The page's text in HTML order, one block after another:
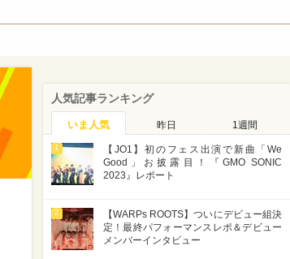
人気記事ランキング
いま人気 昨日 1週間
1
【JO1】初のフェス出演で新曲「We
Good」お披露目！『GMO SONIC
2023』レポート
2
【WARPs ROOTS】ついにデビュー組決
定！最終パフォーマンスレポ＆デビュー
メンバーインタビュー